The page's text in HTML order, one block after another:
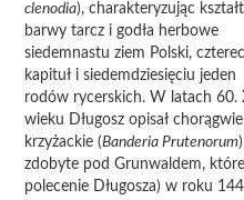
clenodia), charakteryzując
barwy tarcz i godła herbowe
siedemnastu ziem Polski,
kapituł i siedemdziesięciu jeden
rodów rycerskich. W latach 60.
wieku Długosz opisał chorągwie
krzyżackie (Banderia Prutenorum)
zdobyte pod Grunwaldem,
polecenie Długosza) w roku